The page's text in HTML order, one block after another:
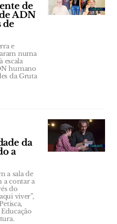
de
ADN
de
e
numa
escala
humano
da Gruta
da
a
a sala de
a contar a
do
viver”,